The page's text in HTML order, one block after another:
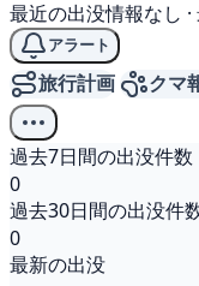
最近の出没情報なし ·
アラート
旅行計画 クマ
過去7日間の出没件数
0
過去30日間の出没件
0
最新の出没